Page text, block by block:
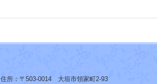
住所： 〒503-0014 大垣市領家町2-93